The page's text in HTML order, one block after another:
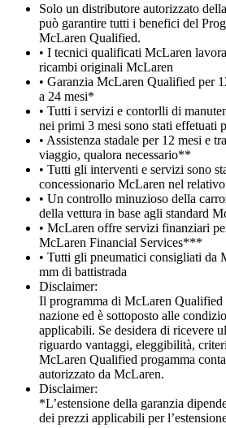
Solo un distributore autorizzato
può garantire tutti i benefici del
McLaren Qualified.
• I tecnici qualificati McLaren
ricambi originali McLaren
• Garanzia McLaren Qualified per
a 24 mesi*
• Tutti i servizi e contorlli di
nei primi 3 mesi sono stati effetuati
• Assistenza stadale per 12 mesi e
viaggio, qualora necessario**
• Tutti gli interventi e servizi sono
concessionario McLaren nel
• Un controllo minuzioso della
della vettura in base agli standard
• McLaren offre servizi finanziari
McLaren Financial Services***
• Tutti gli pneumatici consigliati da
mm di battistrada
Disclaimer:
Il programma di McLaren Qualified
nazione ed è sottoposto alle
applicabili. Se desidera di ricevere
riguardo vantaggi, eleggibilità,
McLaren Qualified progamma
autorizzato da McLaren.
Disclaimer:
*L’estensione della garanzia
dei prezzi applicabili per